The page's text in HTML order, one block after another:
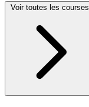
Voir toutes les courses